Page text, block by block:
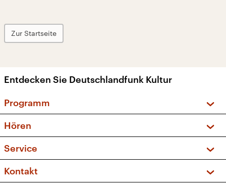
Zur Startseite
Entdecken Sie Deutschlandfunk Kultur
Programm
Sendungen und Podcasts
Musikliste
Kakadu – Das Kinderprogramm
Hören
Frequenzen (UKW + DAB+)
Service
FAQ
Apps
Kontakt